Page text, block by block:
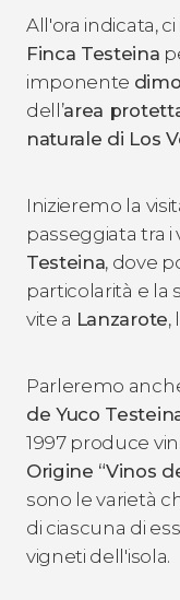
All'ora indicata,
Finca Testeina
imponente
dell’area
naturale di Los
Inizieremo la
passeggiata tra i
Testeina, dove
particolarità e la
vite a Lanzarote,
Parleremo
de Yuco
1997 produce
Origine “Vinos
sono le varietà
di ciascuna di
vigneti dell'isola.